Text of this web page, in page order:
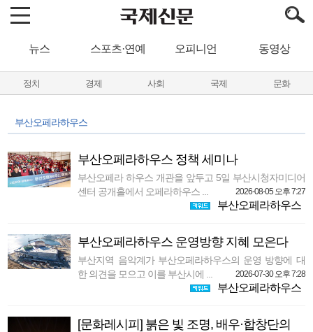
뉴스 스포츠·연예 오피니언 동영상
정치 경제 사회 국제 문화
부산오페라하우스
부산오페라하우스 정책 세미나
부산오페라 하우스 개관을 앞두고 5일 부산시청자미디어
센터 공개홀에서 오페라하우스 ...
2026-08-05 오후 7:27
부산오페라하우스
부산오페라하우스 운영방향 지혜 모은다
부산지역 음악계가 부산오페라하우스의 운영 방향에 대
한 의견을 모으고 이를 부산시에 ...
2026-07-30 오후 7:28
부산오페라하우스
[문화레시피] 붉은 빛 조명, 배우·합창단의